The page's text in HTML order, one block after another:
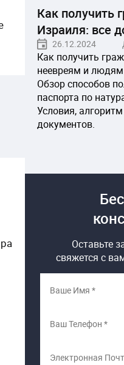
Как получить
Израиля: все
26.12.2024
Как получить
неевреям и
Обзор способов
паспорта по
Условия,
документов.
Оставьте
свяжется с